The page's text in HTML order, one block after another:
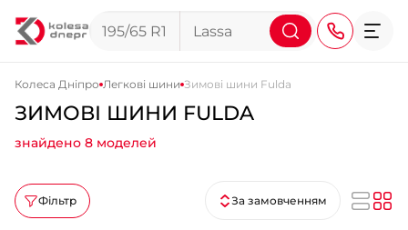
+38 (095) 276-44-44
Колеса Дніпро Легкові шини Зимові шини Fulda
ЗИМОВІ ШИНИ FULDA
знайдено 8 моделей
Фільтр За замовченням